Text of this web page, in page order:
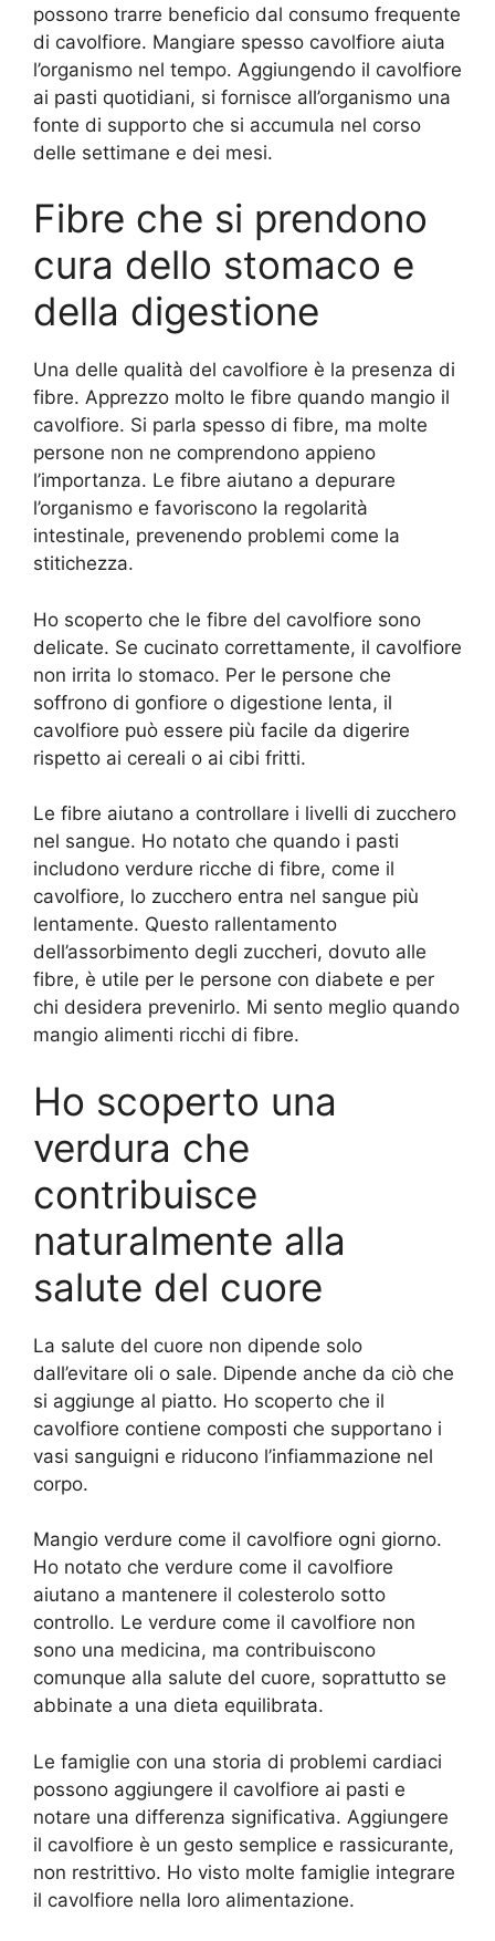
possono trarre beneficio dal consumo frequente
di cavolfiore. Mangiare spesso cavolfiore aiuta
l’organismo nel tempo. Aggiungendo il cavolfiore
ai pasti quotidiani, si fornisce all’organismo una
fonte di supporto che si accumula nel corso
delle settimane e dei mesi.
Fibre che si prendono
cura dello stomaco e
della digestione
Una delle qualità del cavolfiore è la presenza di
fibre. Apprezzo molto le fibre quando mangio il
cavolfiore. Si parla spesso di fibre, ma molte
persone non ne comprendono appieno
l’importanza. Le fibre aiutano a depurare
l’organismo e favoriscono la regolarità
intestinale, prevenendo problemi come la
stitichezza.
Ho scoperto che le fibre del cavolfiore sono
delicate. Se cucinato correttamente, il cavolfiore
non irrita lo stomaco. Per le persone che
soffrono di gonfiore o digestione lenta, il
cavolfiore può essere più facile da digerire
rispetto ai cereali o ai cibi fritti.
Le fibre aiutano a controllare i livelli di zucchero
nel sangue. Ho notato che quando i pasti
includono verdure ricche di fibre, come il
cavolfiore, lo zucchero entra nel sangue più
lentamente. Questo rallentamento
dell’assorbimento degli zuccheri, dovuto alle
fibre, è utile per le persone con diabete e per
chi desidera prevenirlo. Mi sento meglio quando
mangio alimenti ricchi di fibre.
Ho scoperto una
verdura che
contribuisce
naturalmente alla
salute del cuore
La salute del cuore non dipende solo
dall’evitare oli o sale. Dipende anche da ciò che
si aggiunge al piatto. Ho scoperto che il
cavolfiore contiene composti che supportano i
vasi sanguigni e riducono l’infiammazione nel
corpo.
Mangio verdure come il cavolfiore ogni giorno.
Ho notato che verdure come il cavolfiore
aiutano a mantenere il colesterolo sotto
controllo. Le verdure come il cavolfiore non
sono una medicina, ma contribuiscono
comunque alla salute del cuore, soprattutto se
abbinate a una dieta equilibrata.
Le famiglie con una storia di problemi cardiaci
possono aggiungere il cavolfiore ai pasti e
notare una differenza significativa. Aggiungere
il cavolfiore è un gesto semplice e rassicurante,
non restrittivo. Ho visto molte famiglie integrare
il cavolfiore nella loro alimentazione.